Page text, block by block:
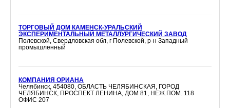
ТОРГОВЫЙ ДОМ КАМЕНСК-УРАЛЬСКИЙ
ЭКСПЕРИМЕНТАЛЬНЫЙ МЕТАЛЛУРГИЧЕСКИЙ ЗАВОД
Полевской, Свердловская обл, г Полевской, р-н Западный
промышленный
КОМПАНИЯ ОРИАНА
Челябинск, 454080, ОБЛАСТЬ ЧЕЛЯБИНСКАЯ, ГОРОД
ЧЕЛЯБИНСК, ПРОСПЕКТ ЛЕНИНА, ДОМ 81, НЕЖ.ПОМ. 118
ОФИС 207